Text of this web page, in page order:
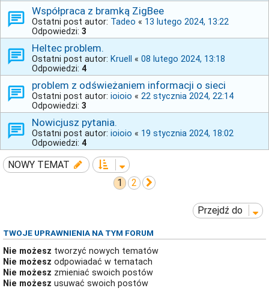
Współpraca z bramką ZigBee
Ostatni post autor: Tadeo « 13 lutego 2024, 13:22
Odpowiedzi: 3
Heltec problem.
Ostatni post autor: Kruell « 08 lutego 2024, 13:18
Odpowiedzi: 4
problem z odświeżaniem informacji o sieci
Ostatni post autor: ioioio « 22 stycznia 2024, 22:14
Odpowiedzi: 3
Nowicjusz pytania.
Ostatni post autor: ioioio « 19 stycznia 2024, 18:02
Odpowiedzi: 4
NOWY TEMAT
1
2
Przejdź do
TWOJE UPRAWNIENIA NA TYM FORUM
Nie możesz tworzyć nowych tematów
Nie możesz odpowiadać w tematach
Nie możesz zmieniać swoich postów
Nie możesz usuwać swoich postów